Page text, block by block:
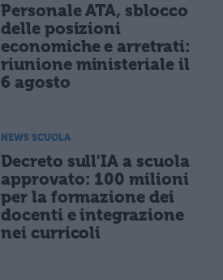
Personale ATA, sblocco
delle posizioni
economiche e arretrati:
riunione ministeriale il
6 agosto
NEWS SCUOLA
Decreto sull'IA a scuola
approvato: 100 milioni
per la formazione dei
docenti e integrazione
nei curricoli